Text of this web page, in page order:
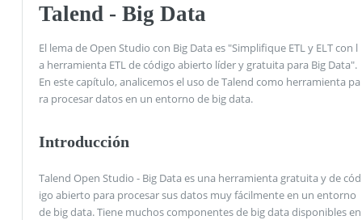
Talend - Big Data
El lema de Open Studio con Big Data es "Simplifique ETL y ELT con l
a herramienta ETL de código abierto líder y gratuita para Big Data".
En este capítulo, analicemos el uso de Talend como herramienta pa
ra procesar datos en un entorno de big data.
Introducción
Talend Open Studio - Big Data es una herramienta gratuita y de cód
igo abierto para procesar sus datos muy fácilmente en un entorno
de big data. Tiene muchos componentes de big data disponibles en